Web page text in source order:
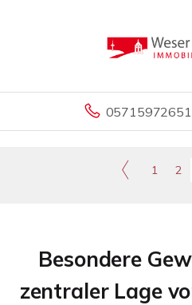
1 2
Besondere
zentraler Lage